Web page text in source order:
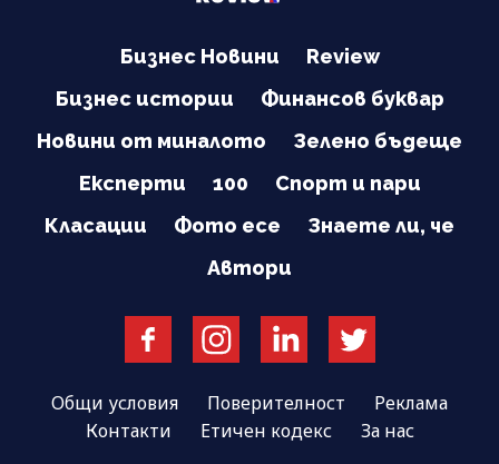
Бизнес Новини
Review
Бизнес истории
Финансов буквар
Новини от миналото
Зелено бъдеще
Експерти
100
Спорт и пари
Класации
Фото есе
Знаете ли, че
Автори
Общи условия Поверителност
Реклама
Контакти
Етичен кодекс За нас